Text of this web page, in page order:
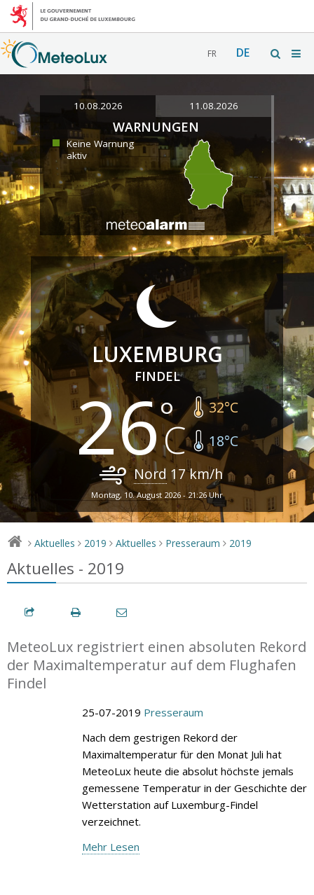
FR DE
10.08.2026 11.08.2026
WARNUNGEN
Keine Warnung
aktiv
LUXEMBURG
FINDEL
26 32°C
18°C
Nord 17km/h
Montag, 10. August 2026 - 21:26 Uhr
> Aktuelles > 2019 > Aktuelles > Presseraum > 2019
Aktuelles - 2019
MeteoLux registriert einen absoluten Rekord
der Maximaltemperatur auf dem Flughafen
Findel
25-07-2019 Presseraum
Nach dem gestrigen Rekord der
Maximaltemperatur für den Monat Juli hat
MeteoLux heute die absolut höchste jemals
gemessene Temperatur in der Geschichte der
Wetterstation auf Luxemburg-Findel
verzeichnet.
Mehr Lesen